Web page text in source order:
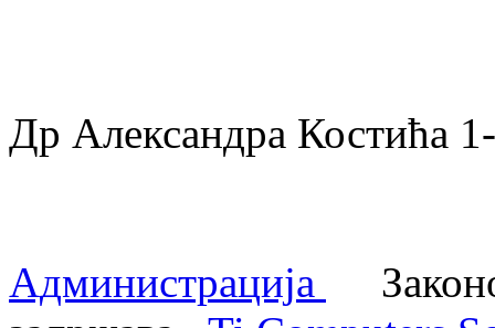
Др Александра Костића
Администрација